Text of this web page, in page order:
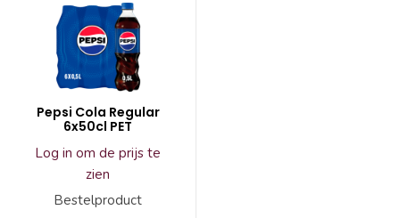
Pepsi Cola Regular
6x50cl PET
Log in om de prijs te
zien
Bestelproduct